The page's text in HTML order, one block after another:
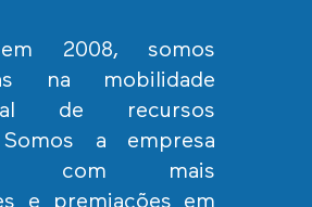
2008, somos
na mobilidade
de recursos
Somos a empresa
com mais